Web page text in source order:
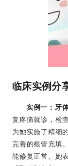
临床实例分
实例一：牙
复疼痛就诊，检
为她实施了精细
完善的根管充填
能修复正常。她